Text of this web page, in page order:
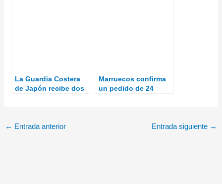
La Guardia Costera
de Japón recibe dos
Marruecos confirma
un pedido de 24
← Entrada anterior Entrada siguiente →